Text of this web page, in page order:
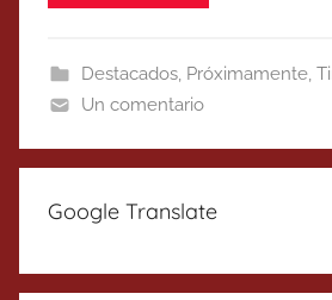
Destacados, Próximamente,
Un comentario
Google Translate